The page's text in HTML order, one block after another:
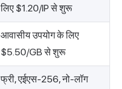
लिए $1.20/IP से शुरू
आवासीय उपयोग के लिए
$5.50/GB से शुरू
फ्री, एईएस-256, नो-लॉग